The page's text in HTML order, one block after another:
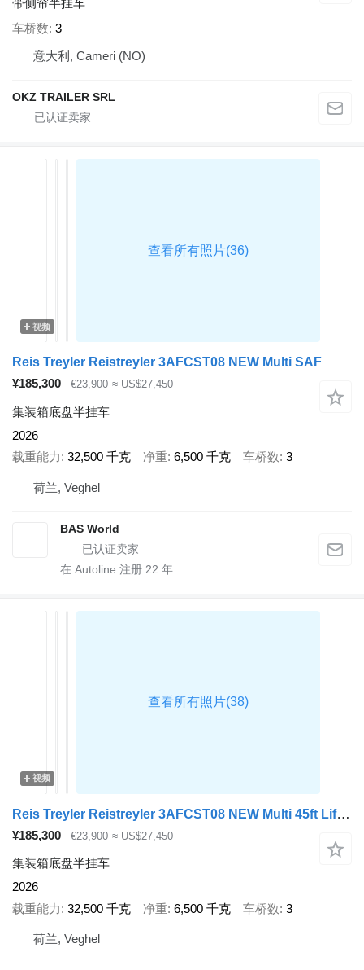
车桥数 3
意大利, Cameri (NO)
OKZ TRAILER SRL
视频
Reis Treyler Reistreyler 3AFCST08 NEW Multi SAF
¥185,300
€23,900 ≈ US$27,450
集装箱底盘半挂车
2026
载重能力 32,500 千克 净重 6,500 千克 车桥数 3
荷兰, Veghel
BAS World
在 Autoline 注册 22 年
视频
Reis Treyler Reistreyler 3AFCST08 NEW Multi 45ft Lift Axle
¥185,300 €23,900 ≈ US$27,450
集装箱底盘半挂车
2026
载重能力 32,500 千克 净重 6,500 千克 车桥数 3
荷兰, Veghel